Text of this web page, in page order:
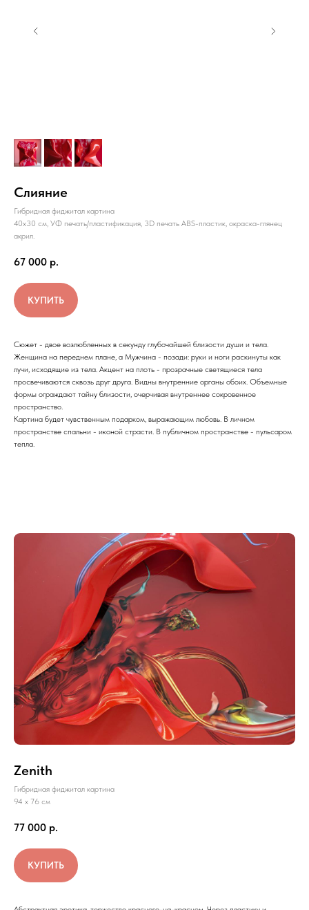
Слияние
Гибридная фиджитал картина
40х30 см, УФ печать/пластификация, 3D печать ABS-пластик, окраска-глянец
акрил.
67 000 р.
КУПИТЬ
Сюжет - двое возлюбленных в секунду глубочайшей близости души и тела.
Женщина на переднем плане, а Мужчина - позади: руки и ноги раскинуты как
лучи, исходящие из тела. Акцент на плоть - прозрачные светящиеся тела
просвечиваются сквозь друг друга. Видны внутренние органы обоих. Объемные
формы ограждают тайну близости, очерчивая внутреннее сокровенное
пространство.
Картина будет чувственным подарком, выражающим любовь. В личном
пространстве спальни - иконой страсти. В публичном пространстве - пульсаром
тепла.
Zenith
Гибридная фиджитал картина
94 х 76 см
77 000 р.
КУПИТЬ